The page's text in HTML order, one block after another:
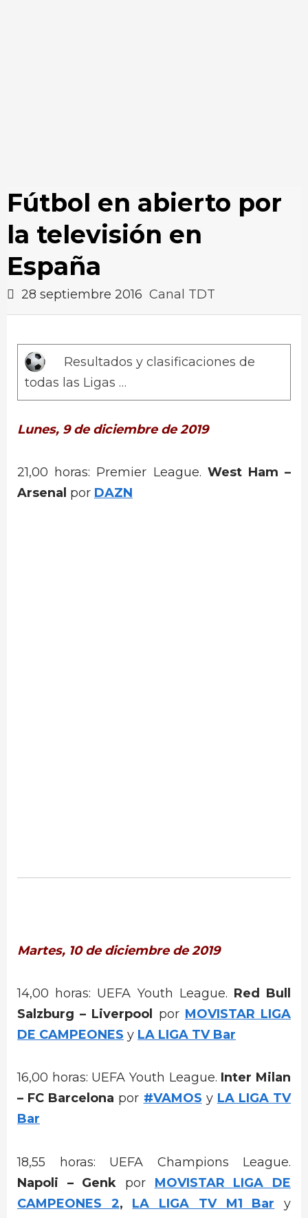
Fútbol en abierto por
la televisión en
España
28 septiembre 2016 Canal TDT
Resultados y clasificaciones de
todas las Ligas …
Lunes, 9 de diciembre de 2019
21,00 horas: Premier League. West Ham –
Arsenal por DAZN
Martes, 10 de diciembre de 2019
14,00 horas: UEFA Youth League. Red Bull
Salzburg – Liverpool
por MOVISTAR LIGA
DE CAMPEONES y LA LIGA TV Bar
16,00 horas: UEFA Youth League. Inter Milan
– FC Barcelona por #VAMOS y LA LIGA TV
Bar
18,55 horas: UEFA Champions League.
Napoli – Genk por MOVISTAR LIGA DE
CAMPEONES 2, LA LIGA TV M1 Bar
y